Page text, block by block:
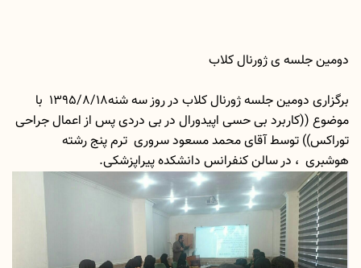
دومین جلسه ی ژورنال کلاب
برگزاری دومین جلسه ژورنال کلاب در روز سه شنه1395/8/18 با
موضوع ((کاربرد بی حسی اپیدورال در بی دردی پس از اعمال جراحی
توراکس)) توسط آقای محمد مسعود سروری ترم پنج رشته
هوشبری ، در سالن کنفرانس دانشکده پیراپزشکی.